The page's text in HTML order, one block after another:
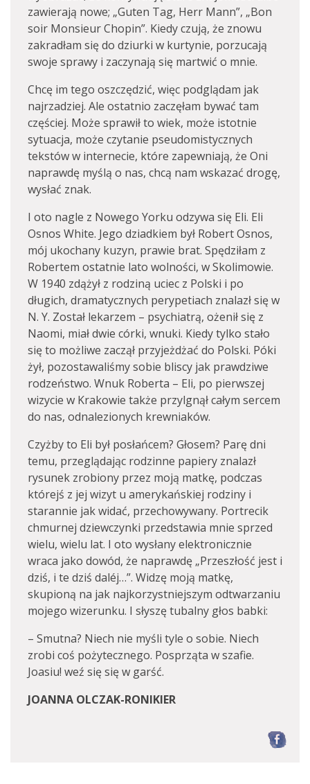
zawierają nowe; „Guten Tag, Herr Mann”, „Bon
soir Monsieur Chopin”. Kiedy czują, że znowu
zakradłam się do dziurki w kurtynie, porzucają
swoje sprawy i zaczynają się martwić o mnie.
Chcę im tego oszczędzić, więc podglądam jak
najrzadziej. Ale ostatnio zaczęłam bywać tam
częściej. Może sprawił to wiek, może istotnie
sytuacja, może czytanie pseudomistycznych
tekstów w internecie, które zapewniają, że Oni
naprawdę myślą o nas, chcą nam wskazać drogę,
wysłać znak.
I oto nagle z Nowego Yorku odzywa się Eli. Eli
Osnos White. Jego dziadkiem był Robert Osnos,
mój ukochany kuzyn, prawie brat. Spędziłam z
Robertem ostatnie lato wolności, w Skolimowie.
W 1940 zdążył z rodziną uciec z Polski i po
długich, dramatycznych perypetiach znalazł się w
N. Y. Został lekarzem – psychiatrą, ożenił się z
Naomi, miał dwie córki, wnuki. Kiedy tylko stało
się to możliwe zaczął przyjeżdżać do Polski. Póki
żył, pozostawaliśmy sobie bliscy jak prawdziwe
rodzeństwo. Wnuk Roberta – Eli, po pierwszej
wizycie w Krakowie także przylgnął całym sercem
do nas, odnalezionych krewniaków.
Czyżby to Eli był posłańcem? Głosem? Parę dni
temu, przeglądając rodzinne papiery znalazł
rysunek zrobiony przez moją matkę, podczas
którejś z jej wizyt u amerykańskiej rodziny i
starannie jak widać, przechowywany. Portrecik
chmurnej dziewczynki przedstawia mnie sprzed
wielu, wielu lat. I oto wysłany elektronicznie
wraca jako dowód, że naprawdę „Przeszłość jest i
dziś, i te dziś daléj…”. Widzę moją matkę,
skupioną na jak najkorzystniejszym odtwarzaniu
mojego wizerunku. I słyszę tubalny głos babki:
– Smutna? Niech nie myśli tyle o sobie. Niech
zrobi coś pożytecznego. Posprząta w szafie.
Joasiu! weź się się w garść.
JOANNA OLCZAK-RONIKIER